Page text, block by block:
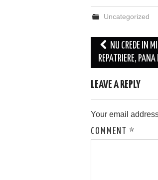
Uncategorized
Post
navigation
NU CREDE IN
REPATRIERE,
LEAVE A REPLY
Your email
COMMENT *